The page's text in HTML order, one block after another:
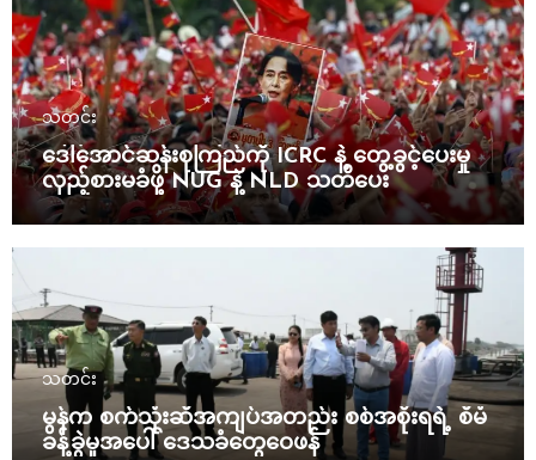
သတင်း
ဒေါ်အောင်ဆန်းစုကြည်ကို ICRC နဲ့ တွေ့ခွင့်ပေးမှု
လှည့်စားမခံဖို့ NUG နဲ့ NLD သတိပေး
သတင်း
မွန်က စက်သုံးဆီအကျပ်အတည်း စစ်အစိုးရရဲ့ စီမံ
ခန့်ခွဲမှုအပေါ် ဒေသခံတွေဝေဖန်